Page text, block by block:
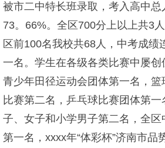
被市二中特长班录取，考入高中
73。66%。全区700分上以上共3
区前100名我校共68人，中考成绩
一名。学生在各级各类比赛中屡创
青少年田径运动会团体第一名，
比赛第二名，乒乓球比赛团体第
子、女子和小学男子第二名，全
第一名，xxxx年“体彩杯”济南市品